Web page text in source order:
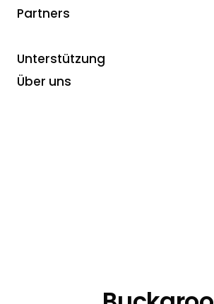
Partners
Unterstützung
Über uns